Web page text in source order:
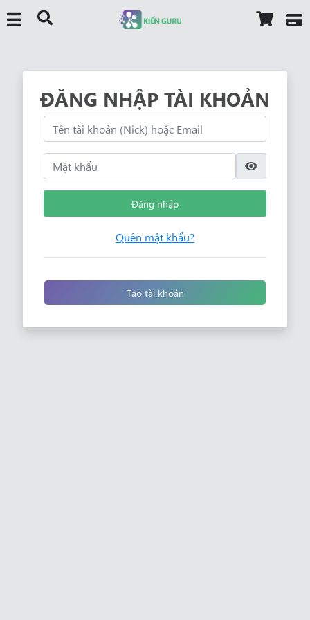
ĐĂNG NHẬP TÀI KHOẢN
Đăng nhập
Quên mật khẩu?
Tạo tài khoản